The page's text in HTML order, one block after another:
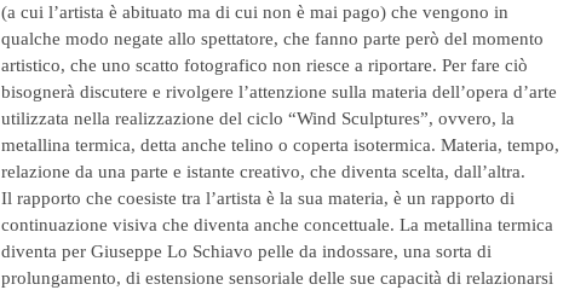
(a cui l’artista è abituato ma di cui non è mai pago) che vengono in
qualche modo negate allo spettatore, che fanno parte però del momento
artistico, che uno scatto fotografico non riesce a riportare. Per fare ciò
bisognerà discutere e rivolgere l’attenzione sulla materia dell’opera d’arte
utilizzata nella realizzazione del ciclo “Wind Sculptures”, ovvero, la
metallina termica, detta anche telino o coperta isotermica. Materia, tempo,
relazione da una parte e istante creativo, che diventa scelta, dall’altra.
Il rapporto che coesiste tra l’artista è la sua materia, è un rapporto di
continuazione visiva che diventa anche concettuale. La metallina termica
diventa per Giuseppe Lo Schiavo pelle da indossare, una sorta di
prolungamento, di estensione sensoriale delle sue capacità di relazionarsi